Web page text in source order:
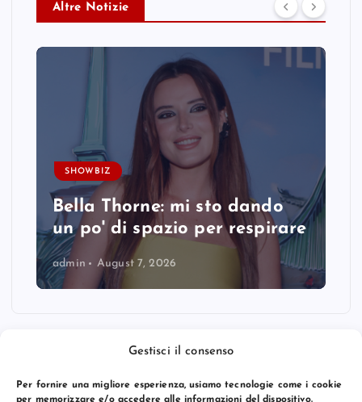
Gestisci il consenso
Per fornire una migliore esperienza, usiamo tecnologie come i cookie
per memorizzare e/o accedere alle informazioni del dispositivo.
Altre Notizie
SHOWBIZ
Bella Thorne: mi sto dando
un po' di spazio per respirare
admin August 7, 2026